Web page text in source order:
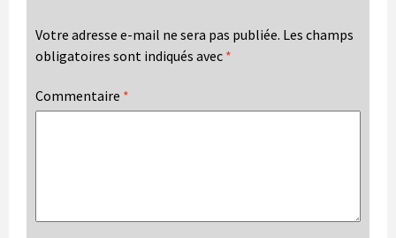
Votre adresse e-mail ne sera pas publiée. Les champs
obligatoires sont indiqués avec *
Commentaire *